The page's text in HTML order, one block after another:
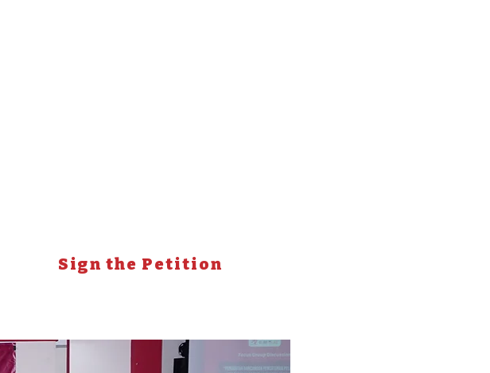
Sign the Petition